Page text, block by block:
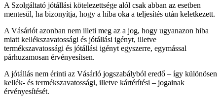
A Szolgáltató jótállási kötelezettsége alól csak abban az esetben
mentesül, ha bizonyítja, hogy a hiba oka a teljesítés után keletkezett.
A Vásárlót azonban nem illeti meg az a jog, hogy ugyanazon hiba
miatt kellékszavatossági és jótállási igényt, illetve
termékszavatossági és jótállási igényt egyszerre, egymással
párhuzamosan érvényesítsen.
A jótállás nem érinti az Vásárló jogszabályból eredő – így különösen
kellék- és termékszavatossági, illetve kártérítési – jogainak
érvényesítését.